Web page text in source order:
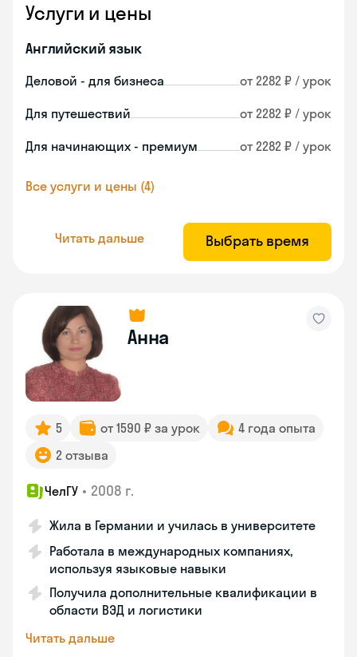
Услуги и цены
Английский язык
Деловой - для бизнеса от 2282 ₽ / урок
Для путешествий от 2282 ₽ / урок
Для начинающих - премиум от 2282 ₽ / урок
Все услуги и цены (4)
Читать дальше Выбрать время
Анна
5 от 1590 ₽ за урок
4 года опыта
2 отзыва
ЧелГУ • 2008 г.
Жила в Германии и училась в университете
Работала в международных компаниях,
используя языковые навыки
Получила дополнительные квалификации в
области ВЭД и логистики
Читать дальше